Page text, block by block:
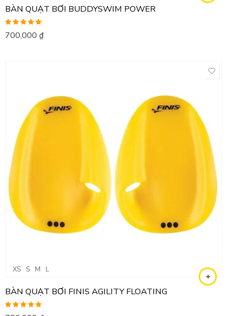
BÀN QUẠT BƠI BUDDYSWIM POWER
Được xếp
hạng5.00 5
700,000 ₫
XS S M L
BÀN QUẠT BƠI FINIS AGILITY FLOATING
Được xếp